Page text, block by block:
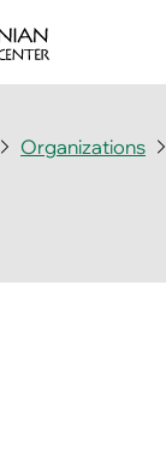
Organizations